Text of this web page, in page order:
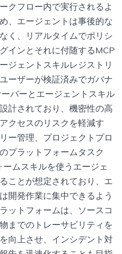
クフロー内で実行されるよ
、エージェントは事後的な
く、リアルタイムでポリシ
インとそれに付随するMCP
ジェントスキルレジストリ
ーザーが検証済みでガバナ
バーとエージェントスキル
計されており、機密性の高
クセスのリスクを軽減す
ー管理、プロジェクトプロ
プラットフォームタスク
ムスキルを使うエージェ
ことが想定されており、エ
開発作業に集中できるよう
ットフォームは、ソースコ
までのトレーサビリティを
向上させ、インシデント対